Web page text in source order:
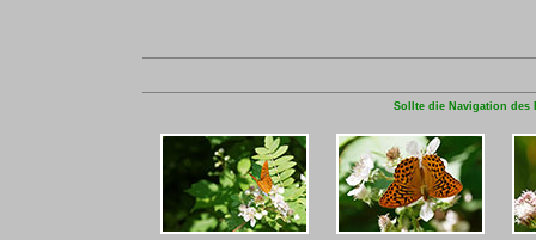
Sollte die Navigation des